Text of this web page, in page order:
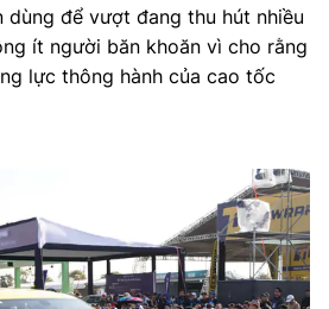
dùng để vượt đang thu hút nhiều
ít người băn khoăn vì cho rằng
lực thông hành của cao tốc